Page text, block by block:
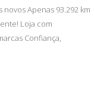
Apenas 93.292 km
Loja com
Confiança,